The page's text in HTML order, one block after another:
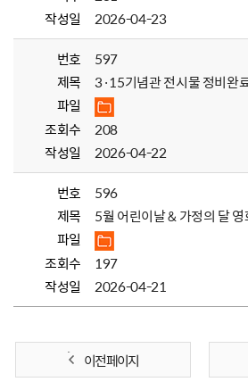
작성일
2026-04-23
번호
597
제목
3·15기념관 전시물 정비완
파일
조회수
208
작성일
2026-04-22
번호
596
제목
5월 어린이날 & 가정의 달
파일
조회수
197
작성일
2026-04-21
이전 페이지